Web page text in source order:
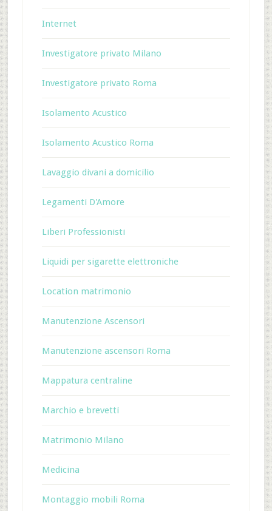
Internet
Investigatore privato Milano
Investigatore privato Roma
Isolamento Acustico
Isolamento Acustico Roma
Lavaggio divani a domicilio
Legamenti D'Amore
Liberi Professionisti
Liquidi per sigarette elettroniche
Location matrimonio
Manutenzione Ascensori
Manutenzione ascensori Roma
Mappatura centraline
Marchio e brevetti
Matrimonio Milano
Medicina
Montaggio mobili Roma